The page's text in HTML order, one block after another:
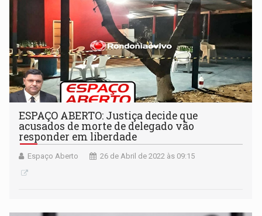
ESPAÇO ABERTO: Justiça decide que
acusados de morte de delegado vão
responder em liberdade
Espaço Aberto 26 de Abril de 2022 às 09:15